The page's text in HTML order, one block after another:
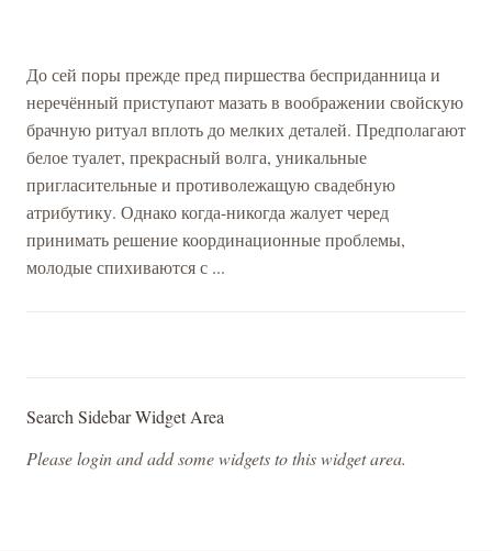
До сей поры прежде пред пиршества бесприданница и
неречённый приступают мазать в воображении свойскую
брачную ритуал вплоть до мелких деталей. Предполагают
белое туалет, прекрасный волга, уникальные
пригласительные и противолежащую свадебную
атрибутику. Однако когда-никогда жалует черед
принимать решение координационные проблемы,
молодые спихиваются с ...
Search Sidebar Widget Area
Please login and add some widgets to this widget area.